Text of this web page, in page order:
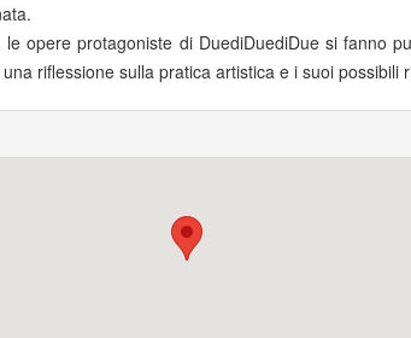
opere protagoniste di DuediDuediDue si fanno
riflessione sulla pratica artistica e i suoi possibili